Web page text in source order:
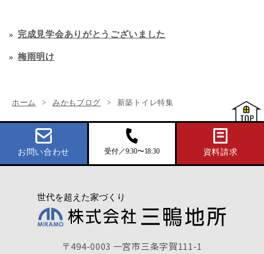
完成見学会ありがとうございました
梅雨明け
ホーム みかもブログ 新築トイレ特集
お問い合わせ 受付／9:30〜18:30 資料請求
〒494-0003 一宮市三条字賀111-1